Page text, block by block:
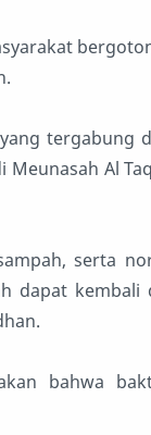
tergabung
Al
serta
dapat kembali
bahwa